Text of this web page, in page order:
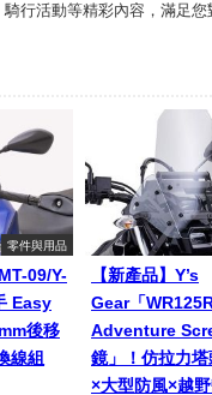
行活動等精彩內容，滿足您
零件與用品
09/Y-
Easy
後移
線組
【新產品】Y’s
Gear「
Adventure
鏡」！仿拉力
×大型防風×越